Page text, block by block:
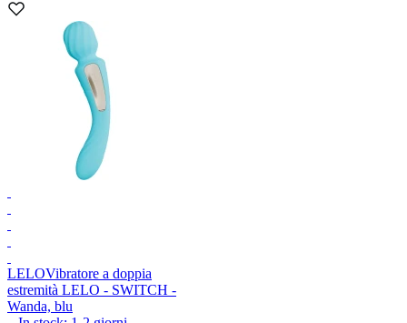
LELOVibratore a doppia
estremità LELO - SWITCH -
Wanda, blu